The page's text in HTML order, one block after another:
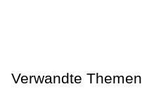
Verwandte Themen